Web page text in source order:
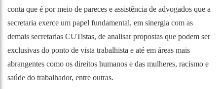
conta que é por meio de pareces e assistência de advogados que a
secretaria exerce um papel fundamental, em sinergia com as
demais secretarias CUTistas, de analisar propostas que podem ser
exclusivas do ponto de vista trabalhista e até em áreas mais
abrangentes como os direitos humanos e das mulheres, racismo e
saúde do trabalhador, entre outras.